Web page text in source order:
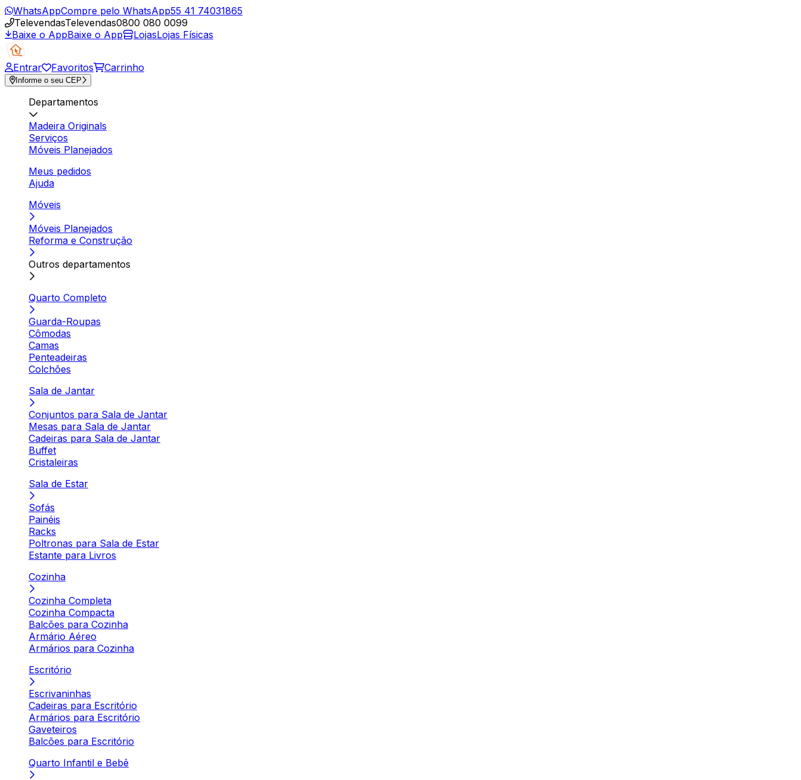
WhatsAppCompre pelo WhatsApp55 41 74031865
TelevendasTelevendas0800 080 0099
Baixe o AppBaixe o App LojasLojas Físicas
Entrar Favoritos Carrinho
Informe o seu CEP
Departamentos
Madeira Originals
Serviços
Móveis Planejados
Meus pedidos
Ajuda
Móveis
Móveis Planejados
Reforma e Construção
Outros departamentos
Quarto Completo
Guarda-Roupas
Cômodas
Camas
Penteadeiras
Colchões
Sala de Jantar
Conjuntos para Sala de Jantar
Mesas para Sala de Jantar
Cadeiras para Sala de Jantar
Buffet
Cristaleiras
Sala de Estar
Sofás
Painéis
Racks
Poltronas para Sala de Estar
Estante para Livros
Cozinha
Cozinha Completa
Cozinha Compacta
Balcões para Cozinha
Armário Aéreo
Armários para Cozinha
Escritório
Escrivaninhas
Cadeiras para Escritório
Armários para Escritório
Gaveteiros
Balcões para Escritório
Quarto Infantil e Bebê